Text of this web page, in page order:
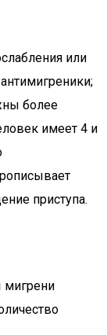
или
более
имеет 4 и
приступа.
мигрени